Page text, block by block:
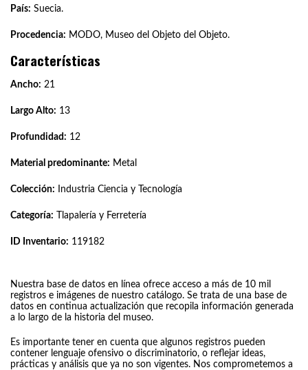
País: Suecia.
Procedencia: MODO, Museo del Objeto del Objeto.
Características
Ancho: 21
Largo Alto: 13
Profundidad: 12
Material predominante: Metal
Colección: Industria Ciencia y Tecnología
Categoría: Tlapalería y Ferretería
ID Inventario: 119182
Nuestra base de datos en línea ofrece acceso a más de 10 mil
registros e imágenes de nuestro catálogo. Se trata de una base de
datos en continua actualización que recopila información generada
a lo largo de la historia del museo.
Es importante tener en cuenta que algunos registros pueden
contener lenguaje ofensivo o discriminatorio, o reflejar ideas,
prácticas y análisis que ya no son vigentes. Nos comprometemos a